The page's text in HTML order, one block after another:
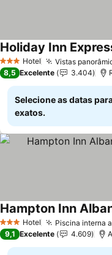
3 EstrelasHotel Vistas
8,5 Excelente 3.404
Selecione as datas
exatos.
3 EstrelasHotel Piscina interna
9,1 Excelente 4.609